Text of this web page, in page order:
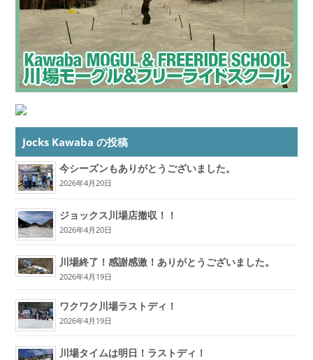
Jocks Kawaba の投稿
今シーズンもありがとうございました。
2026年4月20日
ジョックス川場店撤収！！
2026年4月20日
川場終了！感謝感激！ありがとうございました。
2026年4月19日
ワクワク川場ラストディ！
2026年4月19日
川場タイムは明日！ラストディ！